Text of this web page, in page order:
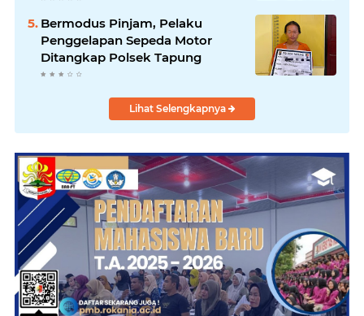
Bermodus Pinjam, Pelaku
Penggelapan Sepeda Motor
Ditangkap Polsek Tapung
Lihat Selengkapnya